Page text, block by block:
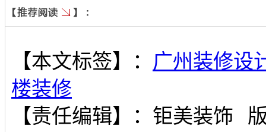
【本文标签】： 广州装修设
楼装修
【责任编辑】： 钜美装饰